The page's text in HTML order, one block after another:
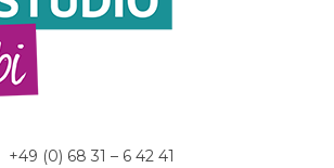
+49 (0) 68 31 – 6 42 41